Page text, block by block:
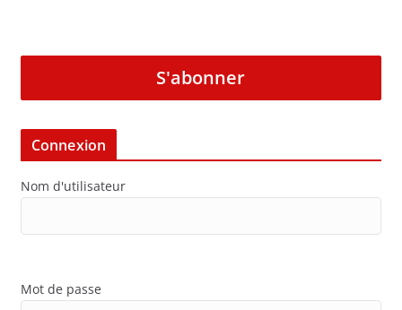
S'abonner
Connexion
Nom d'utilisateur
Mot de passe